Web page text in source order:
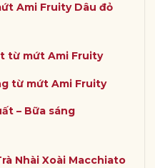
Ami Fruity Dâu đỏ
từ mứt Ami Fruity
từ mứt Ami Fruity
– Bữa sáng
Nhài Xoài Macchiato